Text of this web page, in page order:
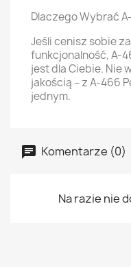
Dlaczego Wybrać
Jeśli cenisz sobie
funkcjonalność, A-
jest dla Ciebie. Nie
jakością – z A-466
jednym.
Komentarze (0)
Na razie nie